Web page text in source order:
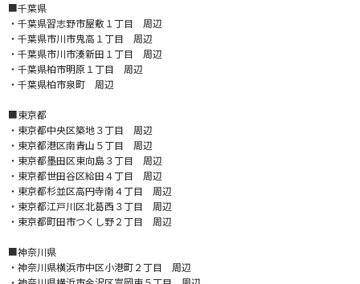
■千葉県
・千葉県習志野市屋敷１丁目 周辺
・千葉県市川市鬼高１丁目 周辺
・千葉県市川市湊新田１丁目 周辺
・千葉県柏市明原１丁目 周辺
・千葉県柏市泉町 周辺
■東京都
・東京都中央区築地３丁目 周辺
・東京都港区南青山５丁目 周辺
・東京都墨田区東向島３丁目 周辺
・東京都世田谷区給田４丁目 周辺
・東京都杉並区高円寺南４丁目 周辺
・東京都江戸川区北葛西３丁目 周辺
・東京都町田市つくし野２丁目 周辺
■神奈川県
・神奈川県横浜市中区小港町２丁目 周辺